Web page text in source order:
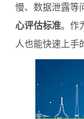
慢、数据泄露等
心评估标准。作
人也能快速上手